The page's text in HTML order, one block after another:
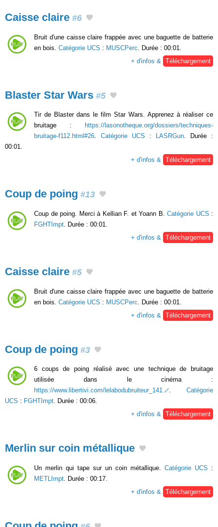
Caisse claire #6
Bruit d'une caisse claire frappée avec une baguette de batterie
en bois. Catégorie UCS : MUSCPerc . Durée : 00:01.
+ d'infos &
Téléchargement
Blaster Star Wars #5
Tir de Blaster dans le film Star Wars. Apprenez à réaliser ce
bruitage :
https://lasonotheque.org/dossiers/techniques-
bruitage-f112.html#26. Catégorie UCS : LASRGun. Durée :
00:01.
+ d'infos & Téléchargement
Coup de poing #13
Coup de poing. Merci à Kellian F. et Yoann B. Catégorie UCS :
FGHTImpt. Durée : 00:01.
+ d'infos & Téléchargement
Caisse claire #5
Bruit d'une caisse claire frappée avec une baguette de batterie
en bois. Catégorie UCS : MUSCPerc . Durée : 00:01.
+ d'infos &
Téléchargement
Coup de poing #3
6 coups de poing réalisé avec une technique de bruitage
utilisée dans le cinéma :
https://www.libertivi.com/lelabodubruiteur_141
. Catégorie
UCS : FGHTImpt. Durée : 00:06.
+ d'infos & Téléchargement
Merlin sur coin métallique
Un merlin qui tape sur un coin métallique. Catégorie UCS :
METLImpt. Durée : 00:17.
+ d'infos & Téléchargement